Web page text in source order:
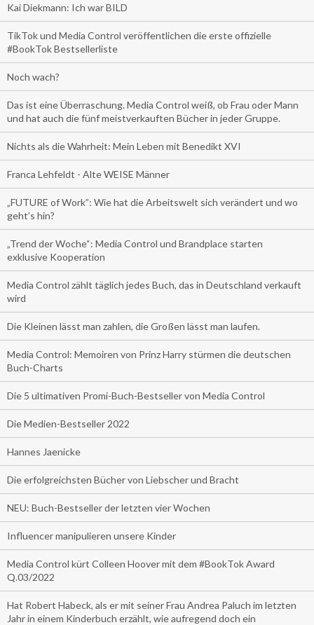
Kai Diekmann: Ich war BILD
TikTok und Media Control veröffentlichen die erste offizielle
#BookTok Bestsellerliste
Noch wach?
Das ist eine Überraschung. Media Control weiß, ob Frau oder Mann
und hat auch die fünf meistverkauften Bücher in jeder Gruppe.
Nichts als die Wahrheit: Mein Leben mit Benedikt XVI
Franca Lehfeldt - Alte WEISE Männer
„FUTURE of Work”: Wie hat die Arbeitswelt sich verändert und wo
geht’s hin?
„Trend der Woche“: Media Control und Brandplace starten
exklusive Kooperation
Media Control zählt täglich jedes Buch, das in Deutschland verkauft
wird
Die Kleinen lässt man zahlen, die Großen lässt man laufen.
Media Control: Memoiren von Prinz Harry stürmen die deutschen
Buch-Charts
Die 5 ultimativen Promi-Buch-Bestseller von Media Control
Die Medien-Bestseller 2022
Hannes Jaenicke
Die erfolgreichsten Bücher von Liebscher und Bracht
NEU: Buch-Bestseller der letzten vier Wochen
Influencer manipulieren unsere Kinder
Media Control kürt Colleen Hoover mit dem #BookTok Award
Q.03/2022
Hat Robert Habeck, als er mit seiner Frau Andrea Paluch im letzten
Jahr in einem Kinderbuch erzählt, wie aufregend doch ein